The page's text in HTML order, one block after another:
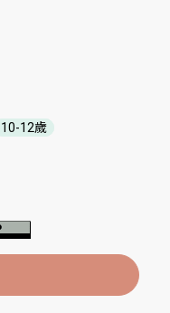
10-12歲